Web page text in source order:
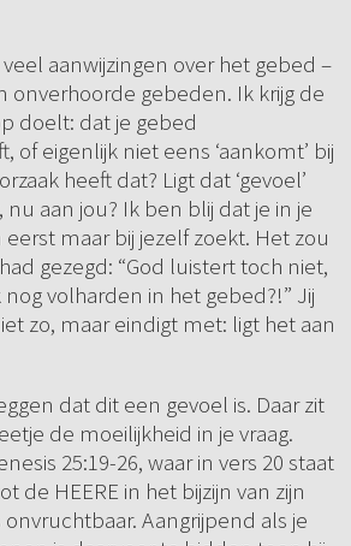
aanwijzingen over het gebed –
onverhoorde gebeden. Ik krijg de
doelt: dat je gebed
of eigenlijk niet eens ‘aankomt’ bij
heeft dat? Ligt dat ‘gevoel’
aan jou? Ik ben blij dat je in je
eerst maar bij jezelf zoekt. Het zou
gezegd: “God luistert toch niet,
volharden in het gebed?!” Jij
zo, maar eindigt met: ligt het aan
dat dit een gevoel is. Daar zit
de moeilijkheid in je vraag.
25:19-26, waar in vers 20 staat
de HEERE in het bijzijn van zijn
Aangrijpend als je